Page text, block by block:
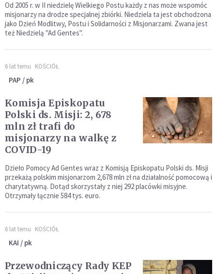
Od 2005 r. w II niedzielę Wielkiego Postu każdy z nas może wspomóc
misjonarzy na drodze specjalnej zbiórki. Niedziela ta jest obchodzona
jako Dzień Modlitwy, Postu i Solidarności z Misjonarzami. Zwana jest
też Niedzielą "Ad Gentes".
6 lat temu KOŚCIÓŁ
PAP / pk
Komisja Episkopatu
Polski ds. Misji: 2, 678
mln zł trafi do
misjonarzy na walkę z
COVID-19
Dzieło Pomocy Ad Gentes wraz z Komisją Episkopatu Polski ds. Misji
przekażą polskim misjonarzom 2,678 mln zł na działalność pomocową i
charytatywną. Dotąd skorzystały z niej 292 placówki misyjne.
Otrzymały łącznie 584 tys. euro.
6 lat temu KOŚCIÓŁ
KAI / pk
Przewodniczący Rady KEP